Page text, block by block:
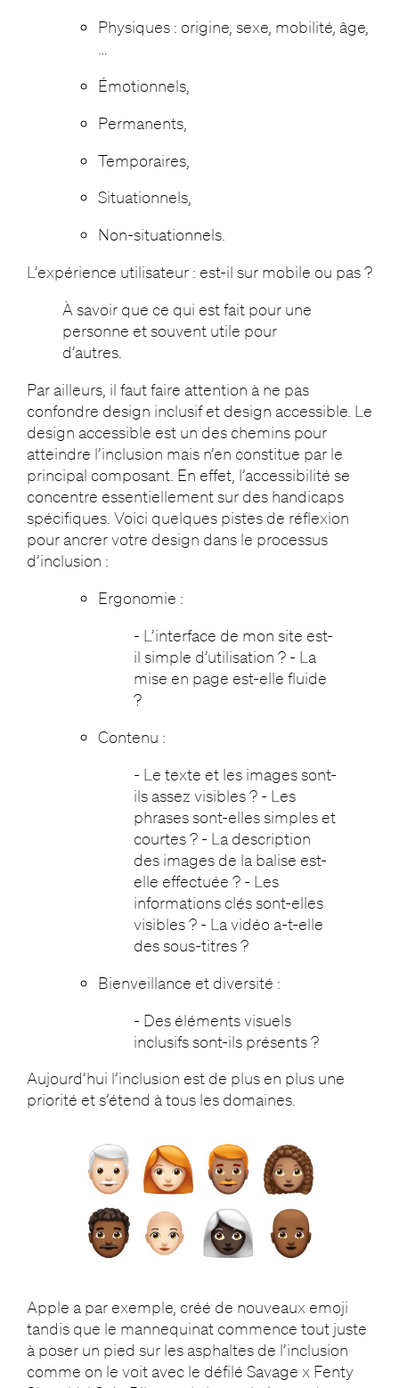
Physiques : origine, sexe, mobilité, âge,
Émotionnels,
Permanents,
Temporaires,
Situationnels,
Non-situationnels.
L’expérience utilisateur : est-il sur mobile ou pas ?
À savoir que ce qui est fait pour une
personne et souvent utile pour
d’autres.
Par ailleurs, il faut faire attention à ne pas
confondre design inclusif et design accessible. Le
design accessible est un des chemins pour
atteindre l’inclusion mais n’en constitue par le
principal composant. En effet, l’accessibilité se
concentre essentiellement sur des handicaps
spécifiques. Voici quelques pistes de réflexion
pour ancrer votre design dans le processus
d’inclusion :
Ergonomie :
- L’interface de mon site est-
il simple d’utilisation ? - La
mise en page est-elle fluide
?
Contenu :
- Le texte et les images sont-
ils assez visibles ? - Les
phrases sont-elles simples et
courtes ? - La description
des images de la balise est-
elle effectuée ? - Les
informations clés sont-elles
visibles ? - La vidéo a-t-elle
des sous-titres ?
Bienveillance et diversité :
- Des éléments visuels
inclusifs sont-ils présents ?
Aujourd’hui l’inclusion est de plus en plus une
priorité et s’étend à tous les domaines.
Apple a par exemple, créé de nouveaux emoji
tandis que le mannequinat commence tout juste
à poser un pied sur les asphaltes de l’inclusion
comme on le voit avec le défilé Savage x Fenty